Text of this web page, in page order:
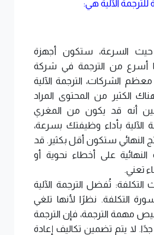
للترجمة الآلية هي:
السرعة، ستكون أجهزة
أسرع من الترجمة في شركة
الشركات، الترجمة الآلية
الكثير من المحتوى المراد
أنه قد يكون من المغري
الآلية بأداء وظيفتك بسرعة،
النهائي ستكون أقل بكثير. قد
النهائية على أخطاء نحوية أو
تعني.
تُفضل الترجمة الآلية
التكلفة. نظرًا لأنها تلغي
مهمة الترجمة، فإن الترجمة
جدًا. لا يتم تضمين تكاليف إعادة